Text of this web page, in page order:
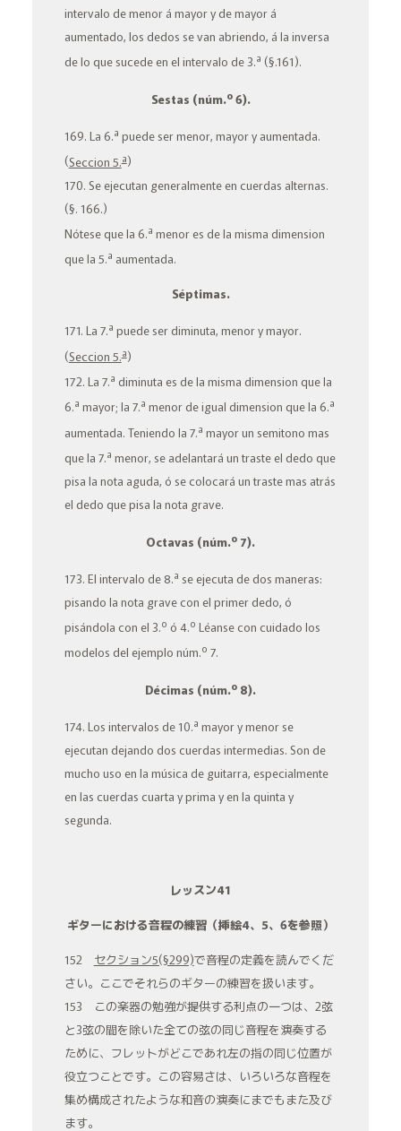
intervalo de menor á mayor y de mayor á
aumentado, los dedos se van abriendo, á la inversa
de lo que sucede en el intervalo de 3.a (§.161).
Sestas (núm.o6).
169. La 6.a puede sermenor, mayory aumentada.
(Seccion 5.a)
170. Se ejecutan generalmente en cuerdas alternas.
(§. 166.)
Nótese que la 6.a menores de la misma dimension
que la 5.a aumentada.
Séptimas.
171. La 7.a puede serdiminuta, menorymayor.
(Seccion 5.a)
172. La 7.a diminuta es de la misma dimension que la
6.a mayor; la 7.a menor de igual dimension que la 6.a
aumentada. Teniendo la 7.a mayor un semitono mas
que la 7.a menor, se adelantará un traste el dedo que
pisa la nota aguda, ó se colocará un traste mas atrás
el dedo que pisa la nota grave.
Octavas (núm.o 7).
173. El intervalo de 8.a se ejecuta de dos maneras:
pisando la nota grave con el primer dedo, ó
pisándola con el 3.o ó 4.o Léanse con cuidado los
modelos del ejemplo núm.o 7.
Décimas (núm.o 8).
174. Los intervalos de 10.a mayorymenorse
ejecutan dejando dos cuerdas intermedias. Son de
mucho uso en la música de guitarra, especialmente
en las cuerdas cuarta yprima y en la quinta y
segunda.
レッスン41
ギターにおける音程の練習（挿絵4、5、6を参照）
152 セクション5(§299)で音程の定義を読んでくだ
さい。ここでそれらのギターの練習を扱います。
153 この楽器の勉強が提供する利点の一つは、2弦
と3弦の間を除いた全ての弦の同じ音程を演奏する
ために、フレットがどこであれ左の指の同じ位置が
役立つことです。この容易さは、いろいろな音程を
集め構成されたような和音の演奏にまでもまた及び
ます。